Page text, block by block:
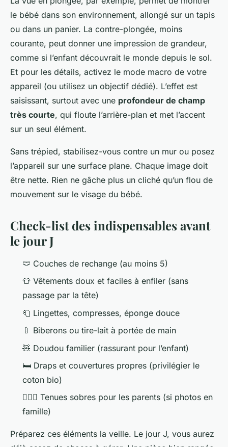
le bébé dans son environnement, allongé sur un tapis
ou dans un panier. La contre-plongée, moins
courante, peut donner une impression de grandeur,
comme si l’enfant découvrait le monde depuis le sol.
Et pour les détails, activez le mode macro de votre
appareil (ou utilisez un objectif dédié). L’effet est
saisissant, surtout avec une profondeur de champ
très courte, qui floute l’arrière-plan et met l’accent
sur un seul élément.
Sans trépied, stabilisez-vous contre un mur ou posez
l’appareil sur une surface plane. Chaque image doit
être nette. Rien ne gâche plus un cliché qu’un flou de
mouvement sur le visage du bébé.
Check-list des indispensables avant
le jour J
🩲 Couches de rechange (au moins 5)
👕 Vêtements doux et faciles à enfiler (sans
passage par la tête)
🧻 Lingettes, compresses, éponge douce
🍼 Biberons ou tire-lait à portée de main
🧸 Doudou familier (rassurant pour l’enfant)
🛏️ Draps et couvertures propres (privilégier le
coton bio)
👩‍❤️‍👨 Tenues sobres pour les parents (si photos en
famille)
Préparez ces éléments la veille. Le jour J, vous aurez